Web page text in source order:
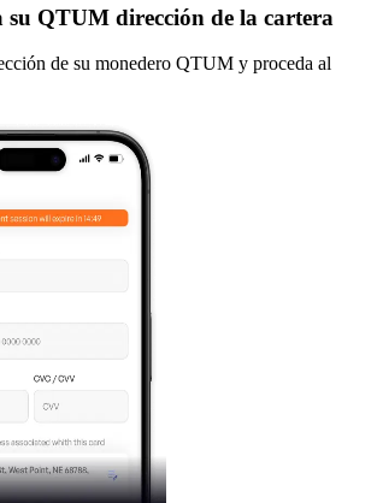
su QTUM dirección de la cartera
de su monedero QTUM y proceda al